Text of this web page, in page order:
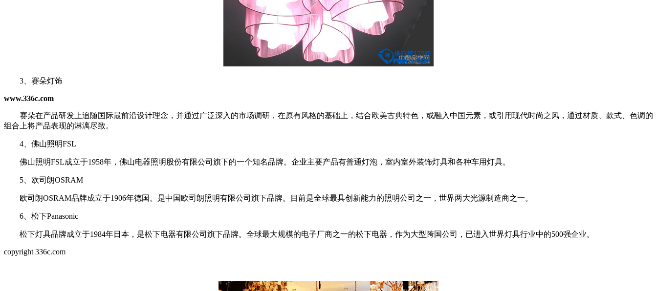
3、赛朵灯饰
www.336c.com
赛朵在产品研发上追随国际最前沿设计理念，并通过广泛深入的市场调研，在原有风格的基础上，结合欧美古典特色，或融入中国元素，或引用现代时尚之风，通过材质、款式、色调的
组合上将产品表现的淋漓尽致。
4、佛山照明FSL
佛山照明FSL成立于1958年，佛山电器照明股份有限公司旗下的一个知名品牌。企业主要产品有普通灯泡，室内室外装饰灯具和各种车用灯具。
5、欧司朗OSRAM
欧司朗OSRAM品牌成立于1906年德国。是中国欧司朗照明有限公司旗下品牌。目前是全球最具创新能力的照明公司之一，世界两大光源制造商之一。
6、松下Panasonic
松下灯具品牌成立于1984年日本，是松下电器有限公司旗下品牌。全球最大规模的电子厂商之一的松下电器，作为大型跨国公司，已进入世界灯具行业中的500强企业。
copyright 336c.com